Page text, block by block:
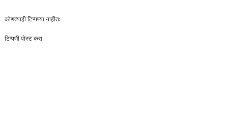
कोणत्याही टिप्पण्‍या नाहीत:
टिप्पणी पोस्ट करा